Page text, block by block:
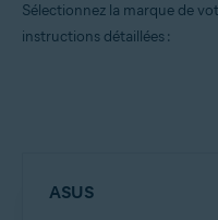
Sélectionnez la marque de
instructions détaillées :
ASUS